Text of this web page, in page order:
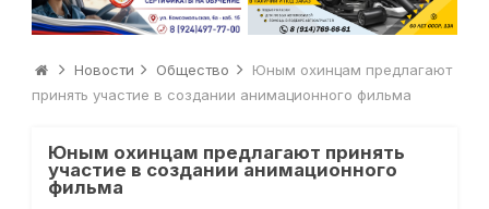
Новости Общество
Юным охинцам предлагают
принять участие в создании анимационного фильма
Юным охинцам предлагают принять
участие в создании анимационного
фильма